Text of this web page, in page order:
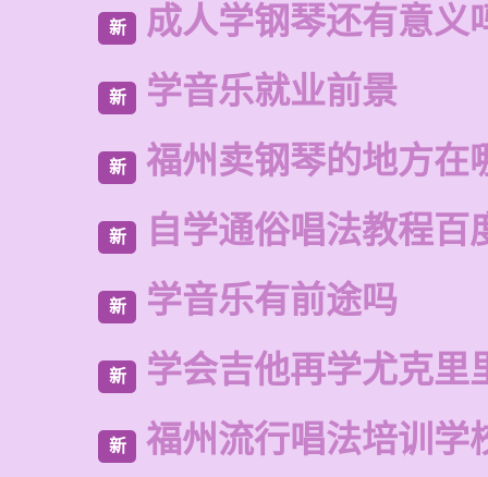
新 成人学钢琴还有意义
新 学音乐就业前景
新 福州卖钢琴的地方在
新 自学通俗唱法教程百
新 学音乐有前途吗
新 学会吉他再学尤克里
新 福州流行唱法培训学